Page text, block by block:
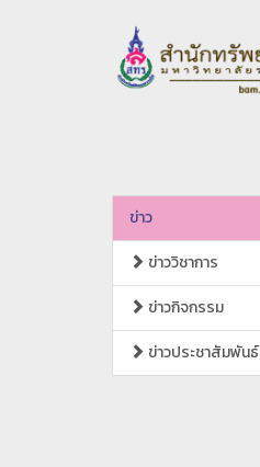
ข่าว
ข่าววิชาการ
ข่าวกิจกรรม
ข่าวประชาสัมพันธ์